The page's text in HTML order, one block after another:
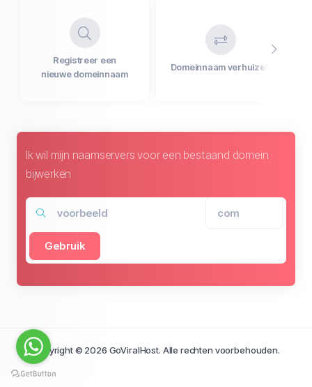
Registreer een
nieuwe domeinnaam
Domeinnaam verhuizen
Ik wil mijn naamservers voor een bestaand domein
bijwerken
Gebruik
Copyright © 2026 GoViralHost. Alle rechten voorbehouden.